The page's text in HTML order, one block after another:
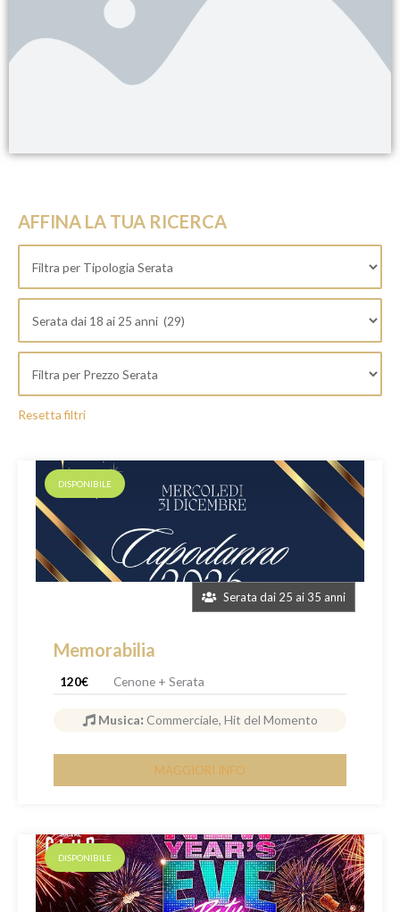
AFFINA LA TUA RICERCA
Resetta filtri
Serata dai 25 ai 35 anni
DISPONIBILE
Memorabilia
120€ Cenone + Serata
Musica: Commerciale, Hit del Momento
MAGGIORI INFO
DISPONIBILE